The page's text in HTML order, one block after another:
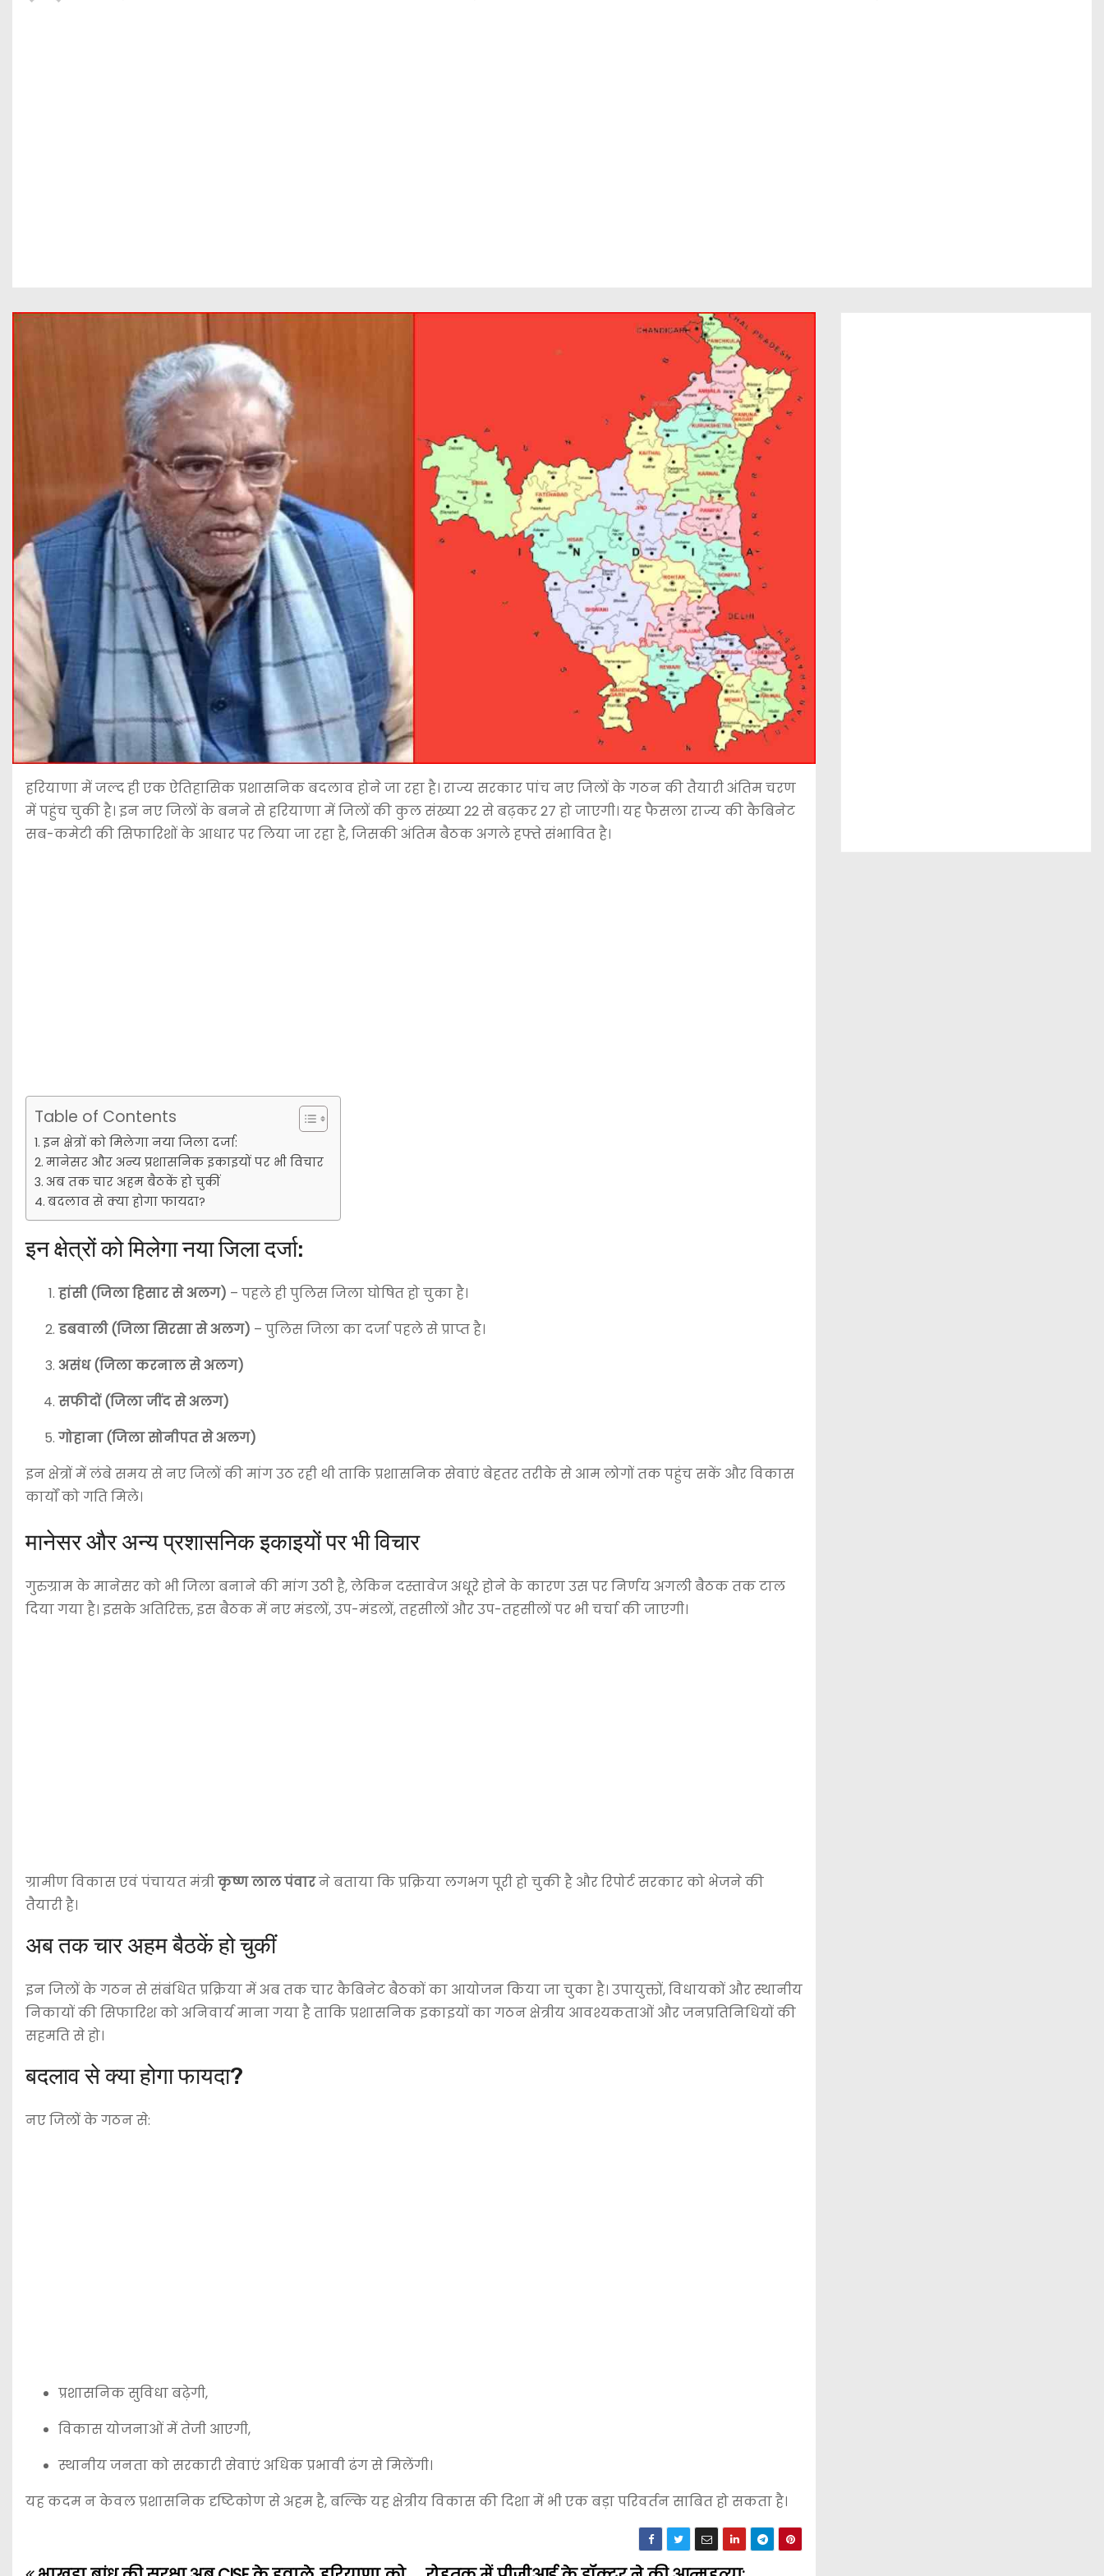
हरियाणा में जल्द ही एक ऐतिहासिक प्रशासनिक बदलाव होने जा रहा है। राज्य सरकार पांच नए जिलों के गठन की तैयारी अंतिम चरण
में पहुंच चुकी है। इन नए जिलों के बनने से हरियाणा में जिलों की कुल संख्या 22 से बढ़कर 27 हो जाएगी। यह फैसला राज्य की कैबिनेट
सब-कमेटी की सिफारिशों के आधार पर लिया जा रहा है, जिसकी अंतिम बैठक अगले हफ्ते संभावित है।
Table of Contents
इन क्षेत्रों को मिलेगा नया जिला दर्जा:
मानेसर और अन्य प्रशासनिक इकाइयों पर भी विचार
अब तक चार अहम बैठकें हो चुकीं
बदलाव से क्या होगा फायदा?
इन क्षेत्रों को मिलेगा नया जिला दर्जा:
हांसी (जिला हिसार से अलग) – पहले ही पुलिस जिला घोषित हो चुका है।
डबवाली (जिला सिरसा से अलग) – पुलिस जिला का दर्जा पहले से प्राप्त है।
असंध (जिला करनाल से अलग)
सफीदों (जिला जींद से अलग)
गोहाना (जिला सोनीपत से अलग)
इन क्षेत्रों में लंबे समय से नए जिलों की मांग उठ रही थी ताकि प्रशासनिक सेवाएं बेहतर तरीके से आम लोगों तक पहुंच सकें और विकास
कार्यों को गति मिले।
मानेसर और अन्य प्रशासनिक इकाइयों पर भी विचार
गुरुग्राम के मानेसर को भी जिला बनाने की मांग उठी है, लेकिन दस्तावेज अधूरे होने के कारण उस पर निर्णय अगली बैठक तक टाल
दिया गया है। इसके अतिरिक्त, इस बैठक में नए मंडलों, उप-मंडलों, तहसीलों और उप-तहसीलों पर भी चर्चा की जाएगी।
ग्रामीण विकास एवं पंचायत मंत्रीकृष्ण लाल पंवारने बताया कि प्रक्रिया लगभग पूरी हो चुकी है और रिपोर्ट सरकार को भेजने की
तैयारी है।
अब तक चार अहम बैठकें हो चुकीं
इन जिलों के गठन से संबंधित प्रक्रिया में अब तक चार कैबिनेट बैठकों का आयोजन किया जा चुका है। उपायुक्तों, विधायकों और स्थानीय
निकायों की सिफारिश को अनिवार्य माना गया है ताकि प्रशासनिक इकाइयों का गठन क्षेत्रीय आवश्यकताओं और जनप्रतिनिधियों की
सहमति से हो।
बदलाव से क्या होगा फायदा?
नए जिलों के गठन से:
प्रशासनिक सुविधा बढ़ेगी,
विकास योजनाओं में तेजी आएगी,
स्थानीय जनता को सरकारी सेवाएं अधिक प्रभावी ढंग से मिलेंगी।
यह कदम न केवल प्रशासनिक दृष्टिकोण से अहम है, बल्कि यह क्षेत्रीय विकास की दिशा में भी एक बड़ा परिवर्तन साबित हो सकता है।